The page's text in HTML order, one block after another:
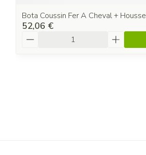
Bota Coussin Fer A Cheval + Housse
52,06 €